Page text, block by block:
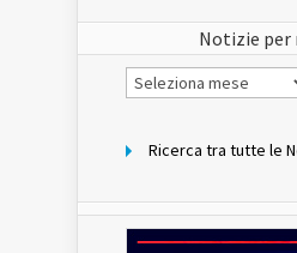
Notizie per
Notizie
per
Ricerca tra tutte le